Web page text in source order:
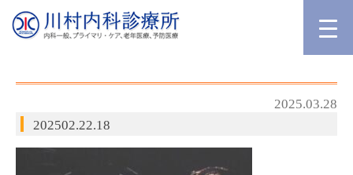
2025.03.28
202502.22.18